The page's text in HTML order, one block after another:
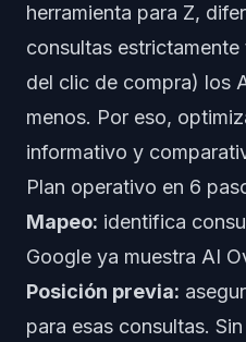
herramienta para Z,
consultas
del clic de compra) los
menos. Por eso,
informativo y
Plan operativo en 6
Mapeo: identifica
Google ya muestra AI
Posición previa:
para esas consultas.